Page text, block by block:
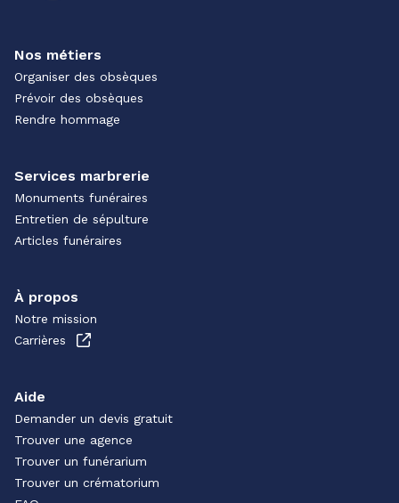
Nos métiers
Organiser des obsèques
Prévoir des obsèques
Rendre hommage
Services marbrerie
Monuments funéraires
Entretien de sépulture
Articles funéraires
À propos
Notre mission
Carrières
Aide
Demander un devis gratuit
Trouver une agence
Trouver un funérarium
Trouver un crématorium